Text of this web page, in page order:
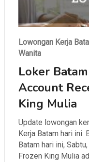
Lowongan Kerja
Wanita
Loker
Account
King Mulia
Update lowongan
Kerja Batam hari ini.
Batam hari ini,
Frozen King Mulia